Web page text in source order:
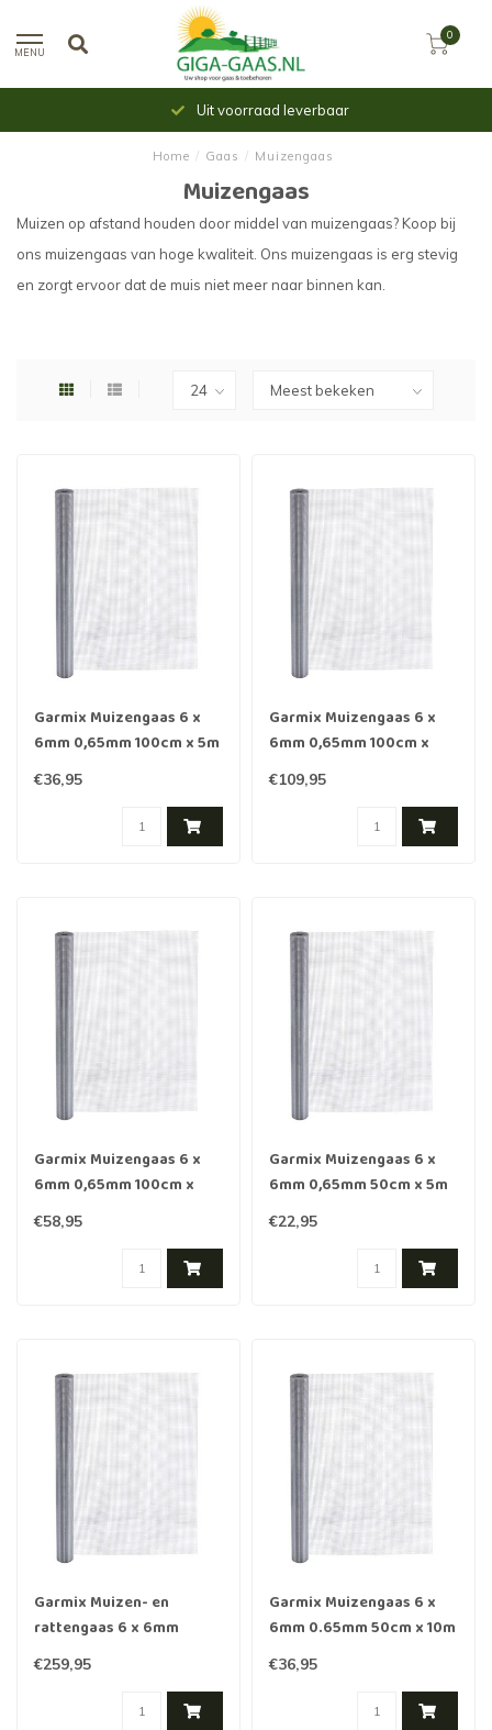
MENU
0
Uit voorraad leverbaar
Home / Gaas / Muizengaas
Muizengaas
Muizen op afstand houden door middel van muizengaas? Koop bij
ons muizengaas van hoge kwaliteit. Ons muizengaas is erg stevig
en zorgt ervoor dat de muis niet meer naar binnen kan.
Garmix Muizengaas 6 x
6mm 0,65mm 100cm x 5m
verzinkt
€36,95
Garmix Muizengaas 6 x
6mm 0,65mm 100cm x
25m verzinkt
€109,95
Garmix Muizengaas 6 x
6mm 0,65mm 100cm x
10m verzinkt
€58,95
Garmix Muizengaas 6 x
6mm 0,65mm 50cm x 5m
verzinkt
€22,95
Garmix Muizen- en
rattengaas 6 x 6mm
0.70mm 100cm x 25m x
€259,95
Garmix Muizengaas 6 x
6mm 0.65mm 50cm x 10m
verzinkt
€36,95